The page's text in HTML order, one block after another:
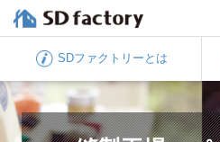
SDファクトリー とは